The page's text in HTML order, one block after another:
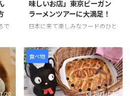
で
ー
よ
味しいお店」東京ビーガン
ラーメンツアーに大満足！
日本に来て楽しみなフードのひと
本のラーメンは世界的に人気のあ
る食べ物です。そんな観光客のニ
ーズに応える形で、ビーガンやグ
ルテンフリーのラーメンを提供し
ているお店が東京でも少しずつ増
20
食べ物
2021/1/20